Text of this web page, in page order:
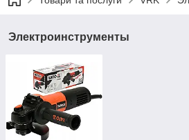
Электроинструменты